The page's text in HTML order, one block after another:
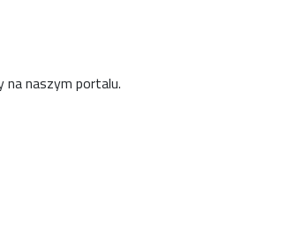
na naszym portalu.